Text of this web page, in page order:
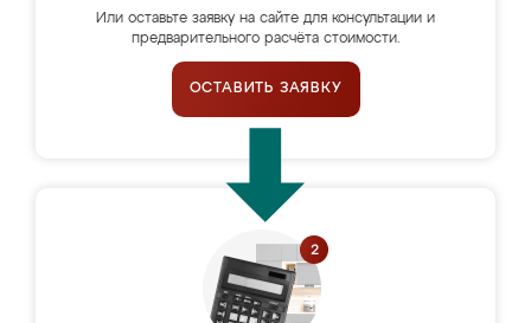
Или оставьте заявку на сайте для консультации и
предварительного расчёта стоимости.
ОСТАВИТЬ ЗАЯВКУ